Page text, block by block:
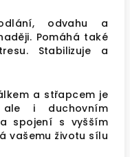
odvahu a
Pomáhá také
Stabilizuje a
a střapcem je
ale i duchovním
spojení s vyšším
vašemu životu sílu